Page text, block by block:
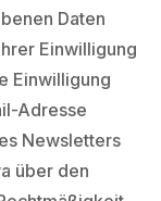
Daten
Einwilligung
Einwilligung
Adresse
Newsletters
über den